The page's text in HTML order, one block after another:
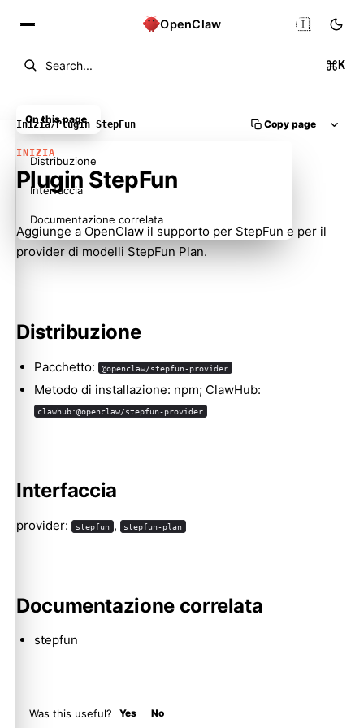
OpenClaw
Search... K
🇮🇹
Inizia/Plugin StepFun Copy page
INIZIA
Plugin StepFun
Aggiunge a OpenClaw il supporto per StepFun e per il
provider di modelli StepFun Plan.
Distribuzione
Pacchetto: @openclaw/stepfun-provider
Metodo di installazione: npm; ClawHub:
clawhub:@openclaw/stepfun-provider
Interfaccia
provider: stepfun , stepfun-plan
Documentazione correlata
stepfun
Was this useful? Yes No
On this page
Distribuzione
Interfaccia
Documentazione correlata